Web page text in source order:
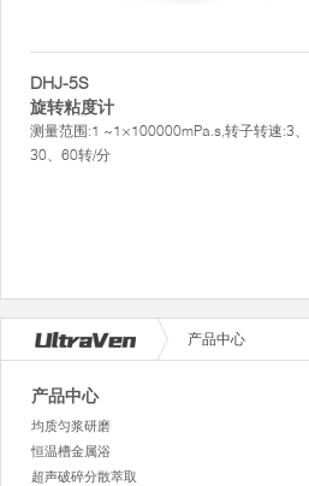
DHJ-5S
旋转粘度计
测量范围:1 ~1×100000mPa.s,转子转速:3、
30、60转/分
产品中心
产品中心
均质匀浆研磨
恒温槽金属浴
超声破碎分散萃取